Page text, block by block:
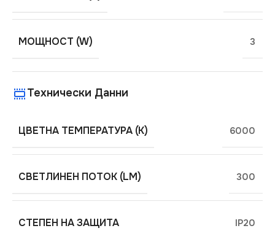
МОЩНОСТ (W) 3
Технически Данни
ЦВЕТНА ТЕМПЕРАТУРА (K) 6000
СВЕТЛИНЕН ПОТОК (LM) 300
СТЕПЕН НА ЗАЩИТА IP20